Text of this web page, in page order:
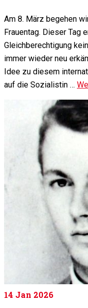
Am 8. März begehen
Frauentag. Dieser Tag
Gleichberechtigung
immer wieder neu
Idee zu diesem
auf die Sozialistin …
14 Jan 2026